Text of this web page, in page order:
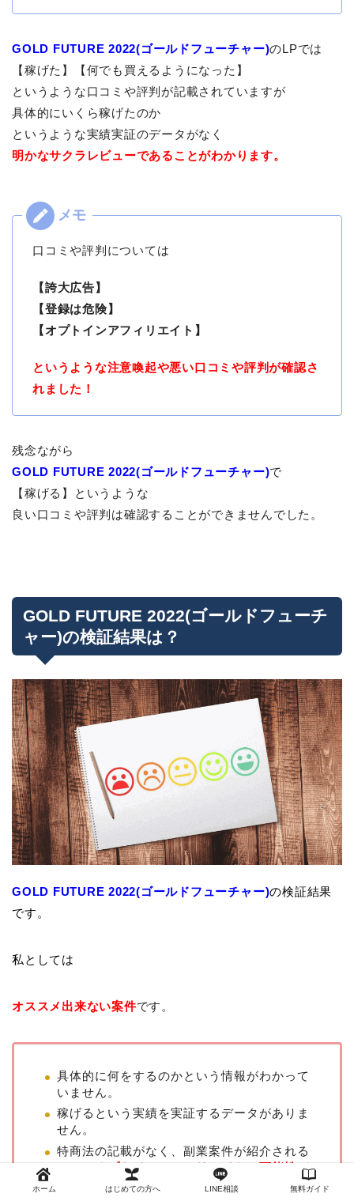
GOLD FUTURE 2022(ゴールドフューチャー)のLPでは
【稼げた】【何でも買えるようになった】
というような口コミや評判が記載されていますが
具体的にいくら稼げたのか
というような実績実証のデータがなく
明かなサクラレビューであることがわかります。
口コミや評判については
【誇大広告】
【登録は危険】
【オプトインアフィリエイト】
というような注意喚起や悪い口コミや評判が確認さ
れました！
残念ながら
GOLD FUTURE 2022(ゴールドフューチャー)で
【稼げる】というような
良い口コミや評判は確認することができませんでした。
GOLD FUTURE 2022(ゴールドフューチ
ャー)の検証結果は？
GOLD FUTURE 2022(ゴールドフューチャー)の検証結果
です。
私としては
オススメ出来ない案件です。
具体的に何をするのかという情報がわかって
いません。
稼げるという実績を実証するデータがありま
せん。
特商法の記載がなく、副業案件が紹介される
オプトインアフィリエイトの可能性
が
あります。
ホーム はじめての方へ LINE相談 無料ガイド